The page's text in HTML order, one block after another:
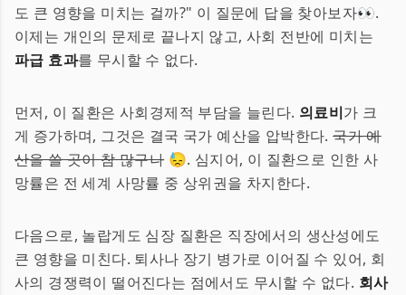
도 큰 영향을 미치는 걸까?" 이 질문에 답을 찾아보자👀.
이제는 개인의 문제로 끝나지 않고, 사회 전반에 미치는
파급 효과를 무시할 수 없다.
먼저, 이 질환은 사회경제적 부담을 늘린다. 의료비가 크
게 증가하며, 그것은 결국 국가 예산을 압박한다.국가 예
산을 쓸 곳이 참 많구나😓. 심지어, 이 질환으로 인한 사
망률은 전 세계 사망률 중 상위권을 차지한다.
다음으로, 놀랍게도 심장 질환은 직장에서의 생산성에도
큰 영향을 미친다. 퇴사나 장기 병가로 이어질 수 있어, 회
사의 경쟁력이 떨어진다는 점에서도 무시할 수 없다. 회사